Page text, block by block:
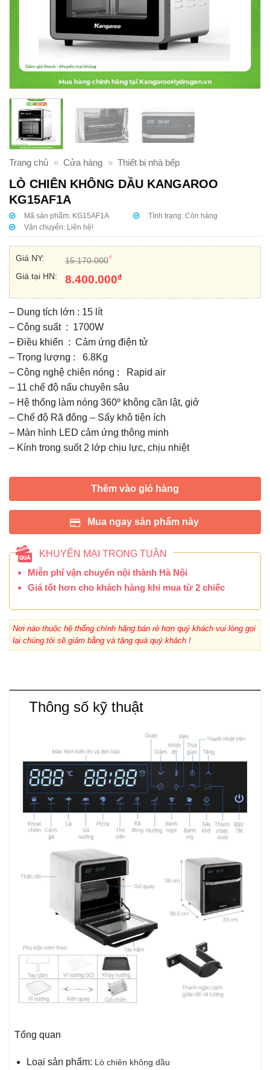
Trang chủ » Cửa hàng » Thiết bị nhà bếp
LÒ CHIÊN KHÔNG DẦU KANGAROO
KG15AF1A
Mã sản phẩm: KG15AF1A Tình trạng:Còn hàng
Vận chuyển: Liên hệ!
Giá NY: 15.170.000₫
Giá tại HN: 8.400.000₫
– Dung tích lớn : 15 lít
– Công suất : 1700W
– Điều khiển : Cảm ứng điện tử
– Trọng lượng : 6.8Kg
– Công nghệ chiên nóng : Rapid air
– 11 chế độ nấu chuyên sâu
– Hệ thống làm nóng 360º không cần lật, giở
– Chế độ Rã đông – Sấy khô tiện ích
– Màn hình LED cảm ứng thông minh
– Kính trong suốt 2 lớp chịu lực, chịu nhiệt
Thêm vào giỏ hàng
Mua ngay sản phẩm này
KHUYẾN MẠI TRONG TUẦN
Miễn phí vận chuyển nội thành Hà Nội
Giá tốt hơn cho khách hàng khi mua từ 2 chiếc
Nơi nào thuộc hệ thống chính hãng bán rẻ hơn quý khách vui lòng gọi
lại chúng tôi sẽ giảm bằng và tặng quà quý khách !
Thông số kỹ thuật
Tổng quan
Loại sản phẩm: Lò chiên không dầu